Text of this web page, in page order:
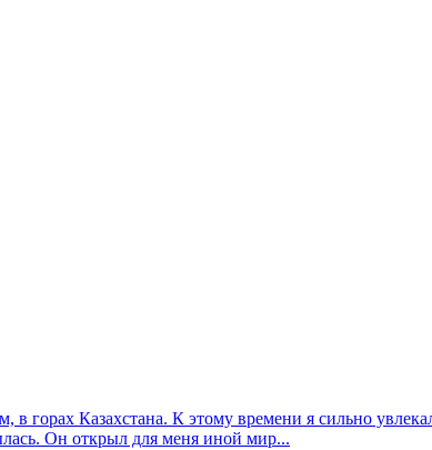
горах Казахстана. К этому времени я сильно
Он открыл для меня иной мир...